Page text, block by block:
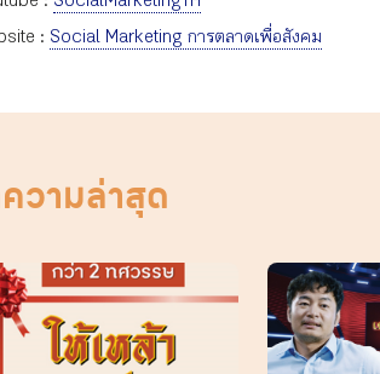
: Social Marketing การตลาดเพื่อสังคม
วามล่าสุด